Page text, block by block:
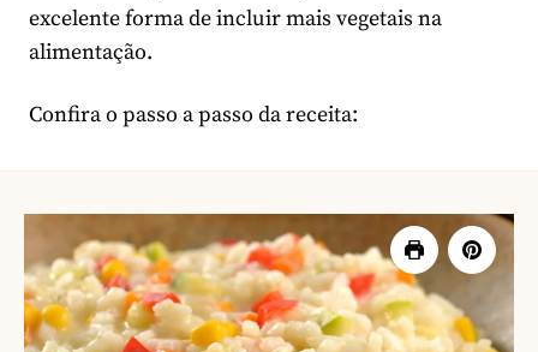
excelente forma de incluir mais vegetais na
alimentação.
Confira o passo a passo da receita: